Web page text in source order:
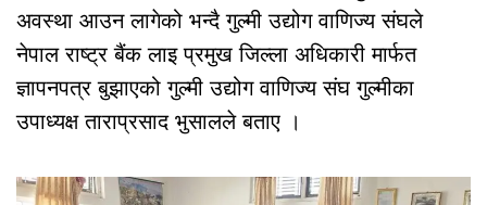
अवस्था आउन लागेको भन्दै गुल्मी उद्योग वाणिज्य संघले
नेपाल राष्ट्र बैंक लाइ प्रमुख जिल्ला अधिकारी मार्फत
ज्ञापनपत्र बुझाएको गुल्मी उद्योग वाणिज्य संघ गुल्मीका
उपाध्यक्ष ताराप्रसाद भुसालले बताए ।